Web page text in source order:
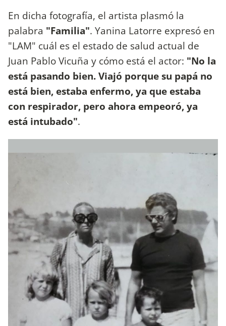
En dicha fotografía, el artista plasmó la
palabra "Familia". Yanina Latorre expresó en
"LAM" cuál es el estado de salud actual de
Juan Pablo Vicuña y cómo está el actor: "No la
está pasando bien. Viajó porque su papá no
está bien, estaba enfermo, ya que estaba
con respirador, pero ahora empeoró, ya
está intubado".